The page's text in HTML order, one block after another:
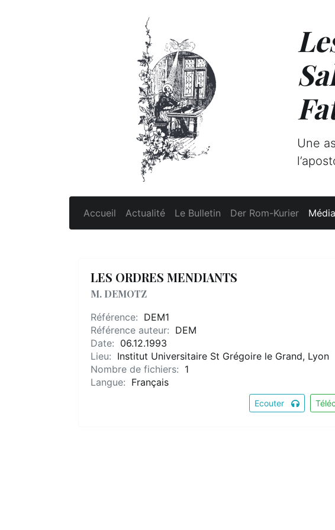
Une
Accueil Actualité Le Bulletin Der Rom-Kurier
LES ORDRES MENDIANTS
M. DEMOTZ
Référence: DEM1
Référence auteur: DEM
Date: 06.12.1993
Lieu: Institut Universitaire St Grégoire le Grand, Lyon
Nombre de fichiers: 1
Langue: Français
Ecouter